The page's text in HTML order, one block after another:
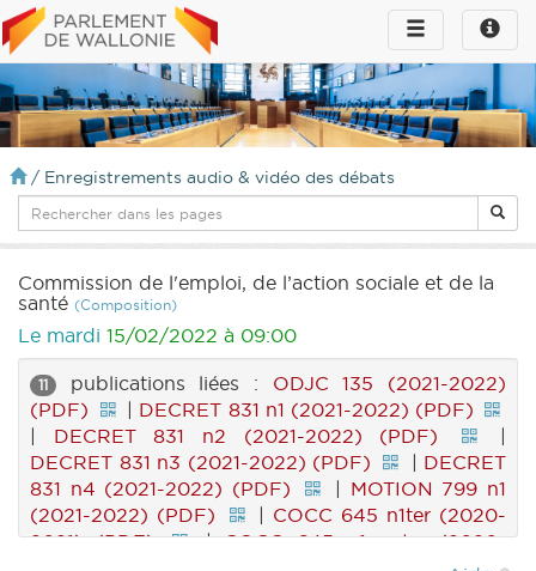
Toggle
infos
Toggle
navigation
/ Enregistrements audio & vidéo des débats
Commission de l'emploi, de l’action sociale et de la
santé (Composition)
Le mardi 15/02/2022 à 09:00
11 publications liées : ODJC 135 (2021-2022)
(PDF)
| DECRET 831 n1 (2021-2022) (PDF)
| DECRET 831 n2 (2021-2022) (PDF)
|
DECRET 831 n3 (2021-2022) (PDF)
| DECRET
831 n4 (2021-2022) (PDF)
| MOTION 799 n1
(2021-2022) (PDF)
| COCC 645 n1ter (2020-
2021) (PDF)
|COCC 645 n1quater (2020-